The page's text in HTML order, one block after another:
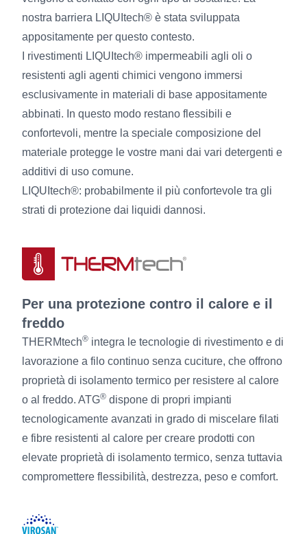
nostra barriera LIQUItech® è stata sviluppata
appositamente per questo contesto.
I rivestimenti LIQUItech® impermeabili agli oli o
resistenti agli agenti chimici vengono immersi
esclusivamente in materiali di base appositamente
abbinati. In questo modo restano flessibili e
confortevoli, mentre la speciale composizione del
materiale protegge le vostre mani dai vari detergenti e
additivi di uso comune.
LIQUItech®: probabilmente il più confortevole tra gli
strati di protezione dai liquidi dannosi.
Per una protezione contro il calore e il
freddo
THERMtech® integra le tecnologie di rivestimento e di
lavorazione a filo continuo senza cuciture, che offrono
proprietà di isolamento termico per resistere al calore
o al freddo. ATG® dispone di propri impianti
tecnologicamente avanzati in grado di miscelare filati
e fibre resistenti al calore per creare prodotti con
elevate proprietà di isolamento termico, senza tuttavia
compromettere flessibilità, destrezza, peso e comfort.